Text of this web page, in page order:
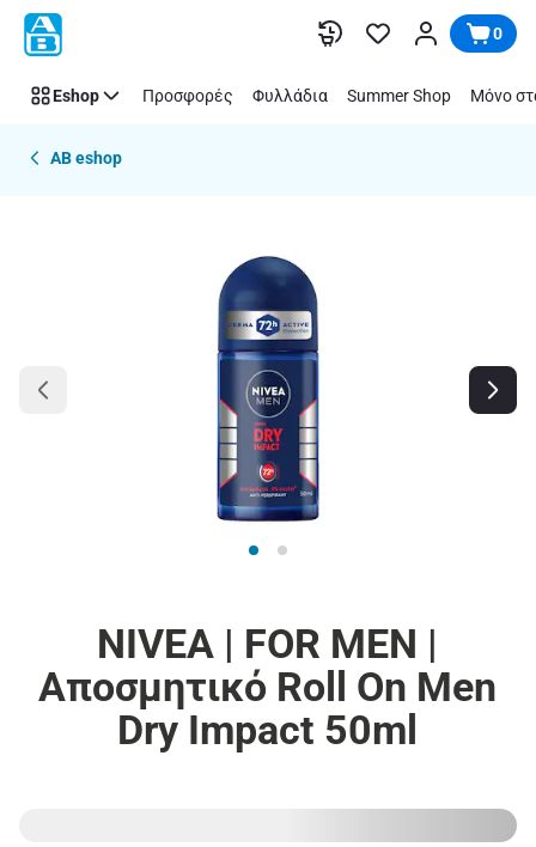
Παράλειψη 0
Eshop Προσφορές Φυλλάδια Summer Shop Μόνο
AB eshop
NIVEA | FOR MEN |
Αποσμητικό Roll On Men
Dry Impact 50ml